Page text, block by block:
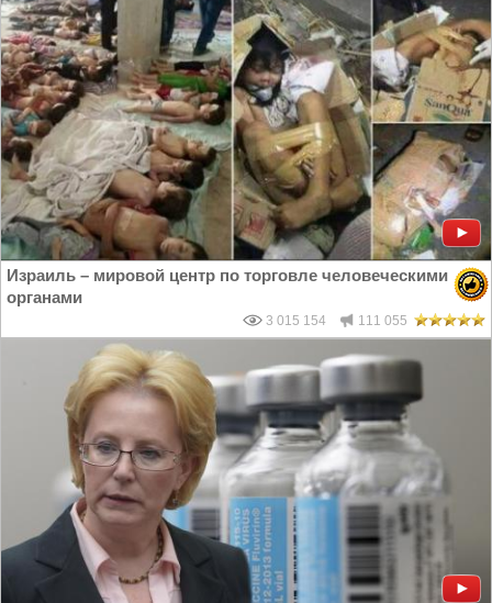
Израиль – мировой центр по торговле человеческими
органами
3 015 154 111 055